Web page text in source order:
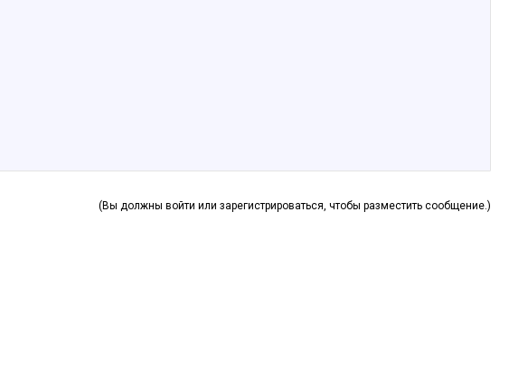
(Вы должны войти или зарегистрироваться, чтобы разместить сообщение.)